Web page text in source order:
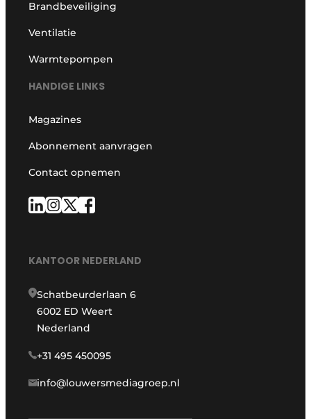
Brandbeveiliging
Ventilatie
Warmtepompen
HANDIGE LINKS
Magazines
Abonnement aanvragen
Contact opnemen
KANTOOR NEDERLAND
Schatbeurderlaan 6
6002 ED Weert
Nederland
+31 495 450095
info@louwersmediagroep.nl